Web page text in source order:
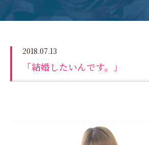
2018.07.13
「結婚したいんです。」